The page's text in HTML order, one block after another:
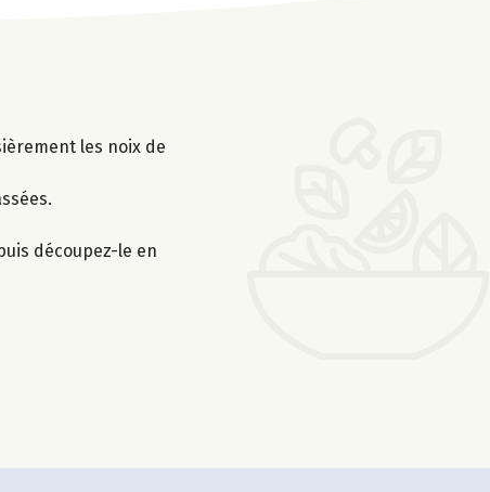
les noix de
découpez-le en